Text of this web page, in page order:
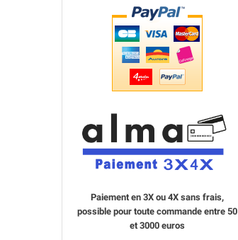
Paiement en 3X ou 4X sans frais,
possible pour toute commande entre 50
et 3000 euros